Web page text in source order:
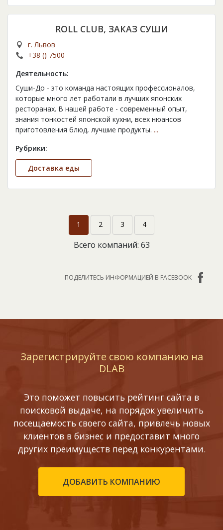
ROLL CLUB, ЗАКАЗ СУШИ
г. Львов
+38 () 7500
Деятельность:
Суши-До - это команда настоящих профессионалов,
которые много лет работали в лучших японских
ресторанах. В нашей работе - современный опыт,
знания тонкостей японской кухни, всех нюансов
приготовления блюд, лучшие продукты. ...
Рубрики:
Доставка еды
1 2 3 4
Всего компаний: 63
ПОДЕЛИТЕСЬ ИНФОРМАЦИЕЙ В FACEBOOK
Зарегистрируйте свою компанию на
DLAB
Это поможет повысить рейтинг сайта в
поисковой выдаче, на порядок увеличить
посещаемость своего сайта, привлечь новых
клиентов в бизнес и предоставит много
других преимуществ перед конкурентами.
ДОБАВИТЬ КОМПАНИЮ